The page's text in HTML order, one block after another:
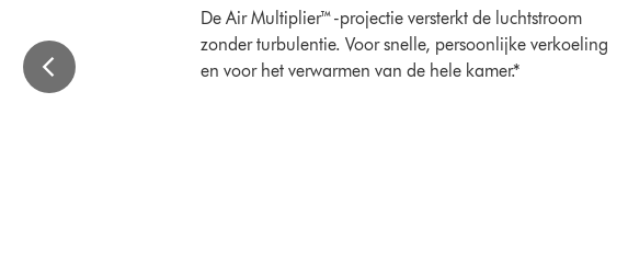
De Air Multiplier™-projectie versterkt de luchtstroom
zonder turbulentie. Voor snelle, persoonlijke verkoeling
en voor het verwarmen van de hele kamer.*